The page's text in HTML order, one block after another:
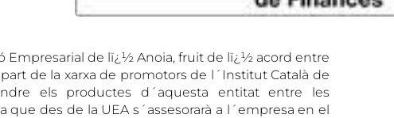
Empresarial de lï¿½ Anoia, fruit de lï¿½ acord entre
de la xarxa de promotors de l´Institut Català de
els productes d´aquesta entitat entre les
que des de la UEA s´assesorarà a l´empresa en el